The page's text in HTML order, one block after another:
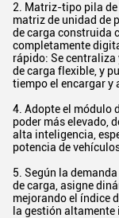
2. Matriz-tipo pila
matriz de unidad de
de carga construida
completamente
rápido: Se
de carga flexible, y
tiempo el encargar y
4. Adopte el módulo
poder más elevado,
alta inteligencia,
potencia de
5. Según la
de carga, asigne
mejorando el índice
la gestión altamente